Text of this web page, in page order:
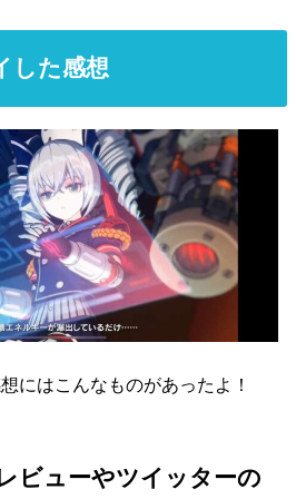
した感想
にはこんなものがあったよ！
ビューやツイッターの